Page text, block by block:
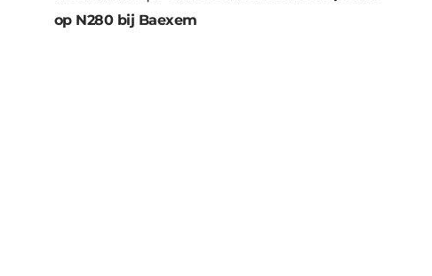
op N280 bij Baexem